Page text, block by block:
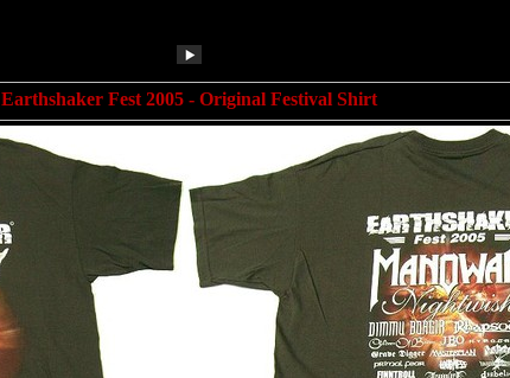
Earthshaker Fest 2005- Original Festival Shirt